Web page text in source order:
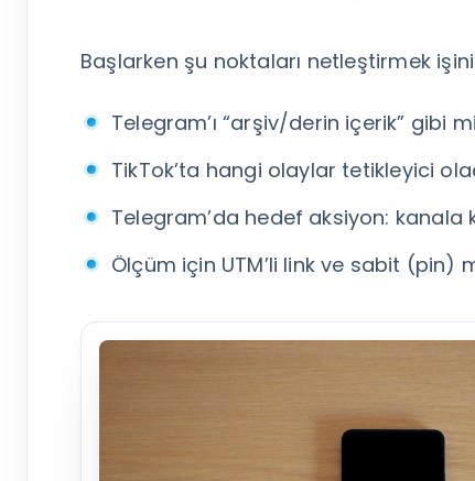
Başlarken şu noktaları netleştirmek
Telegram’ı “arşiv/derin içerik” gibi
TikTok’ta hangi olaylar tetikleyici
Telegram’da hedef aksiyon: kanala
Ölçüm için UTM’li link ve sabit (pin)